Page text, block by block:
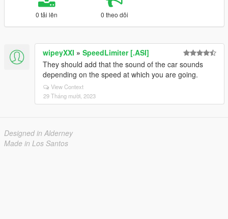
0 tải lên 0 theo dõi
wipeyXXI » SpeedLimiter [.ASI]
They should add that the sound of the car sounds
depending on the speed at which you are going.
View Context
29 Tháng mười, 2023
Designed in Alderney
Made in Los Santos